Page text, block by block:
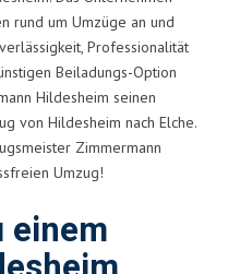
rund um Umzüge an und
Professionalität
Beiladungs-Option
Hildesheim seinen
von Hildesheim nach Elche.
Zimmermann
Umzug!
einem